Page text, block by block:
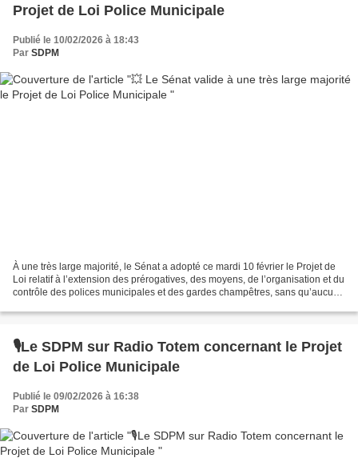
Projet de Loi Police Municipale
Publié le 10/02/2026 à 18:43
Par SDPM
À une très large majorité, le Sénat a adopté ce mardi 10 février le Projet de
Loi relatif à l’extension des prérogatives, des moyens, de l’organisation et du
contrôle des polices municipales et des gardes champêtres, sans qu’aucune
🎙️Le SDPM sur Radio Totem concernant le Projet
de Loi Police Municipale
Publié le 09/02/2026 à 16:38
Par SDPM